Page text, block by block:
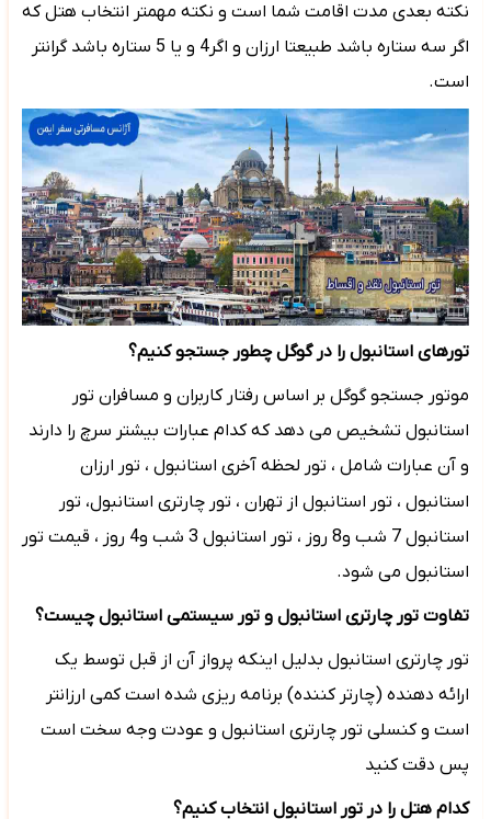
نکته بعدی مدت اقامت شما است و نکته مهمتر انتخاب هتل که
اگر سه ستاره باشد طبیعتا ارزان و اگر4 و یا 5 ستاره باشد گرانتر
است.
تورهای استانبول را در گوگل چطور جستجو کنیم؟
موتور جستجو گوگل بر اساس رفتار کاربران و مسافران تور
استانبول تشخیص می دهد که کدام عبارات بیشتر سرچ را دارند
و آن عبارات شامل ، تور لحظه آخری استانبول ، تور ارزان
استانبول ، تور استانبول از تهران ، تور چارتری استانبول، تور
استانبول 7 شب و8 روز ، تور استانبول 3 شب و4 روز ، قیمت تور
استانبول می شود.
تفاوت تور چارتری استانبول و تور سیستمی استانبول چیست؟
تور چارتری استانبول بدلیل اینکه پرواز آن از قبل توسط یک
ارائه دهنده (چارتر کننده) برنامه ریزی شده است کمی ارزانتر
است و کنسلی تور چارتری استانبول و عودت وجه سخت است
پس دقت کنید
کدام هتل را در تور استانبول انتخاب کنیم؟